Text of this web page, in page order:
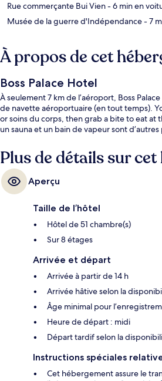
Rue commerçante Bui Vien- 6 min en
Musée de la guerre d'Indépendance- 7
À propos de cet
Boss Palace Hotel
À seulement 7 km de l’aéroport, Boss
de navette aéroportuaire (en tout temps).
or soins du corps, then grab a bite to eat at
un sauna et un bain de vapeur sont d’autres
Plus de détails sur
Aperçu
Taille de l’hôtel
Hôtel de 51 chambre(s)
Sur 8 étages
Arrivée et départ
Arrivée à partir de 14 h
Arrivée hâtive selon la
Âge minimal pour
Heure de départ : midi
Départ tardif selon la
Instructions spéciales
Cet hébergement assure le